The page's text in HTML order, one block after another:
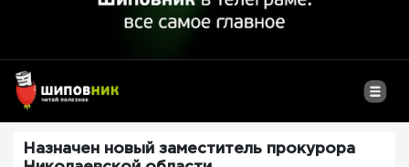
Назначен новый заместитель прокурора